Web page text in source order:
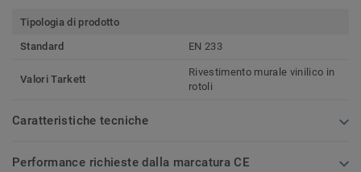
Tipologia di prodotto
Standard
EN 233
Valori Tarkett
Rivestimento murale vinilico in
rotoli
Caratteristiche tecniche
Performance richieste dalla marcatura CE